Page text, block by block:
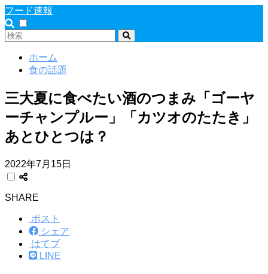
フード速報
ホーム
食の話題
三大夏に食べたい酒のつまみ「ゴーヤ
ーチャンプルー」「カツオのたたき」
あとひとつは？
2022年7月15日
SHARE
ポスト
シェア
はてブ
LINE